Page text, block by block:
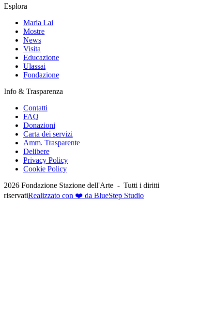
Esplora
Maria Lai
Mostre
News
Visita
Educazione
Ulassai
Fondazione
Info & Trasparenza
Contatti
FAQ
Donazioni
Carta dei servizi
Amm. Trasparente
Delibere
Privacy Policy
Cookie Policy
2026 Fondazione Stazione dell'Arte - Tutti i diritti
riservatiRealizzato con ❤️ da BlueStep Studio